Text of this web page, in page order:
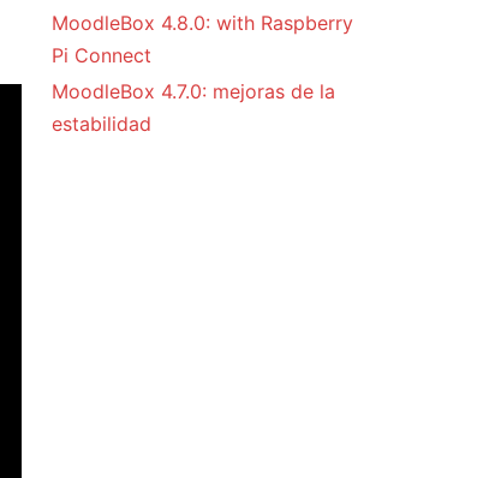
MoodleBox 4.8.0: with Raspberry
Pi Connect
MoodleBox 4.7.0: mejoras de la
estabilidad